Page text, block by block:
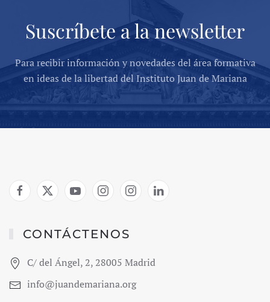
Suscríbete a la newsletter
Para recibir información y novedades del área formativa
en ideas de la libertad del Instituto Juan de Mariana
CONTÁCTENOS
C/ del Ángel, 2, 28005 Madrid
info@juandemariana.org